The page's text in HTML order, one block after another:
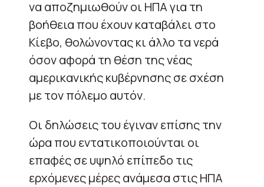
να αποζημιωθούν οι ΗΠΑ για τη
βοήθεια που έχουν καταβάλει στο
Κίεβο, θολώνοντας κι άλλο τα νερά
όσον αφορά τη θέση της νέας
αμερικανικής κυβέρνησης σε σχέση
με τον πόλεμο αυτόν.
Οι δηλώσεις του έγιναν επίσης την
ώρα που εντατικοποιούνται οι
επαφές σε υψηλό επίπεδο τις
ερχόμενες μέρες ανάμεσα στις ΗΠΑ